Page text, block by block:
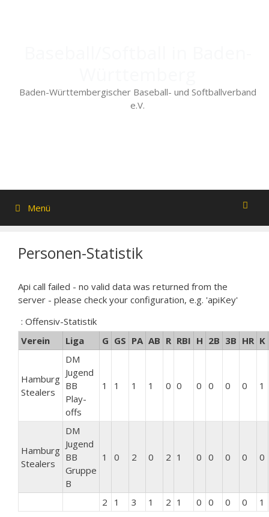
Baden-Württembergischer Baseball- und Softballverband
e.V.
Menü
Personen-Statistik
Api call failed - no valid data was returned from the
server - please check your configuration, e.g. 'apiKey'
: Offensiv-Statistik
Verein
Liga G GS PA AB R RBI H 2B 3B HR K
Hamburg
Stealers
DM
Jugend
BB
Play-
offs
1 1 1 1 0 0 0 0 0 0 1
Hamburg
Stealers
DM
Jugend
BB
Gruppe
B
1 0 2 0 2 1 0 0 0 0 0
2 1 3 1 2 1 0 0 0 0 1